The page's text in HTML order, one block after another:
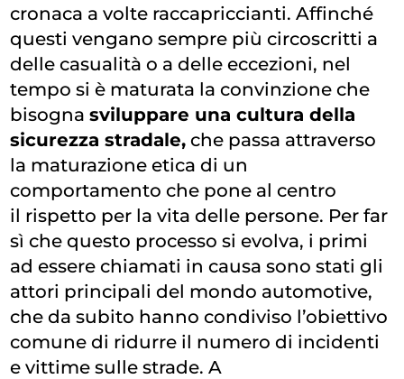
cronaca a volte raccapriccianti. Affinché
questi vengano sempre più circoscritti a
delle casualità o a delle eccezioni, nel
tempo si è maturata la convinzione che
bisognasviluppare una cultura della
sicurezza stradale, che passa attraverso
la maturazione etica di un
comportamento che pone al centro
il rispetto per la vita delle persone. Per far
sì che questo processo si evolva, i primi
ad essere chiamati in causa sono stati gli
attori principali del mondo automotive,
che da subito hanno condiviso l’obiettivo
comune di ridurre il numero di incidenti
e vittime sulle strade. A